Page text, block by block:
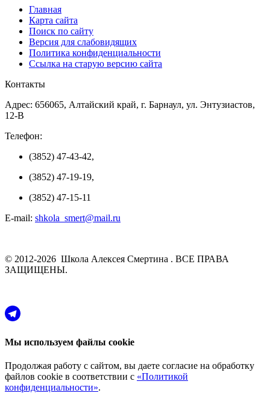
Главная
Карта сайта
Поиск по сайту
Версия для слабовидящих
Политика конфиденциальности
Ссылка на старую версию сайта
Контакты
Адрес: 656065, Алтайский край, г. Барнаул, ул. Энтузиастов,
12-В
Телефон:
(3852) 47-43-42,
(3852) 47-19-19,
(3852) 47-15-11
E-mail: shkola_smert@mail.ru
© 2012-2026 Школа Алексея Смертина . ВСЕ ПРАВА
ЗАЩИЩЕНЫ.
Мы используем файлы cookie
Продолжая работу с сайтом, вы даете согласие на обработку
файлов cookie в соответствии с «Политикой
конфиденциальности».